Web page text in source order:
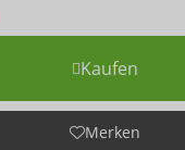
Kaufen
Merken